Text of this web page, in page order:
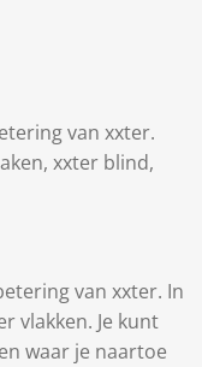
van xxter.
xxter blind,
van xxter. In
vlakken. Je kunt
waar je naartoe